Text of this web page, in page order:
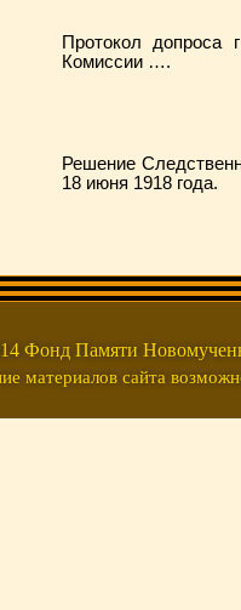
Протокол
Комиссии ….
Решение
18 июня 1918 года.
Фонд Памяти
материалов сайта